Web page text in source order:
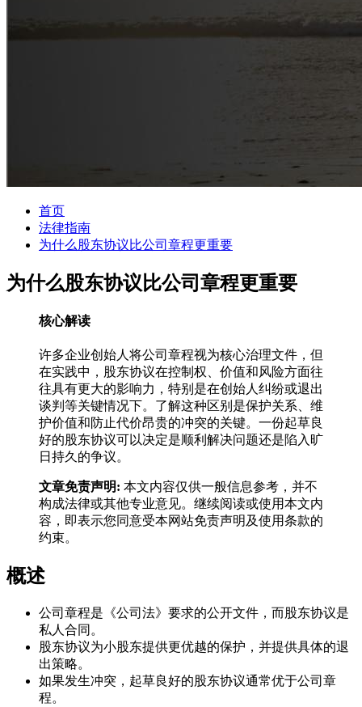
首页
法律指南
为什么股东协议比公司章程更重要
为什么股东协议比公司章程更重要
核心解读
许多企业创始人将公司章程视为核心治理文件，但
在实践中，股东协议在控制权、价值和风险方面往
往具有更大的影响力，特别是在创始人纠纷或退出
谈判等关键情况下。了解这种区别是保护关系、维
护价值和防止代价昂贵的冲突的关键。一份起草良
好的股东协议可以决定是顺利解决问题还是陷入旷
日持久的争议。
文章免责声明: 本文内容仅供一般信息参考，并不
构成法律或其他专业意见。继续阅读或使用本文内
容，即表示您同意受本网站免责声明及使用条款的
约束。
概述
公司章程是《公司法》要求的公开文件，而股东协议是
私人合同。
股东协议为小股东提供更优越的保护，并提供具体的退
出策略。
如果发生冲突，起草良好的股东协议通常优于公司章
程。